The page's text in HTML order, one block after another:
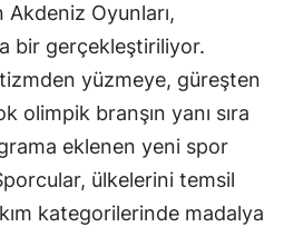
Akdeniz Oyunları,
bir gerçekleştiriliyor.
yüzmeye, güreşten
olimpik branşın yanı sıra
eklenen yeni spor
ülkelerini temsil
kategorilerinde madalya